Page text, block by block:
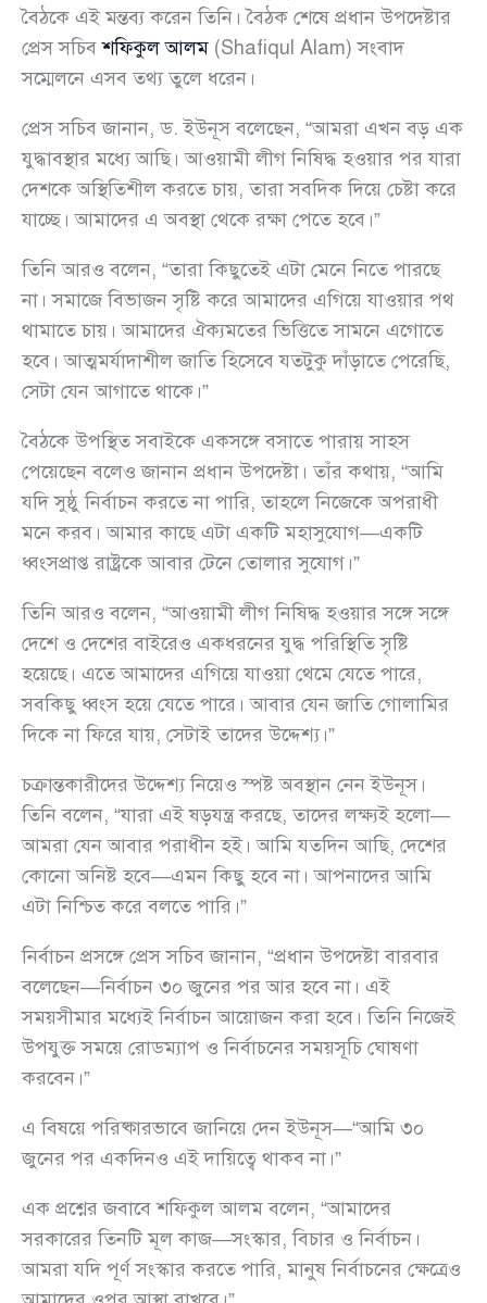
বৈঠকে এই মন্তব্য করেন তিনি। বৈঠক শেষে প্রধান উপদেষ্টার
প্রেস সচিবশফিকুল আলম (Shafiqul Alam) সংবাদ
সম্মেলনে এসব তথ্য তুলে ধরেন।
প্রেস সচিব জানান, ড. ইউনূস বলেছেন, “আমরা এখন বড় এক
যুদ্ধাবস্থার মধ্যে আছি। আওয়ামী লীগ নিষিদ্ধ হওয়ার পর যারা
দেশকে অস্থিতিশীল করতে চায়, তারা সবদিক দিয়ে চেষ্টা করে
যাচ্ছে। আমাদের এ অবস্থা থেকে রক্ষা পেতে হবে।”
তিনি আরও বলেন, “তারা কিছুতেই এটা মেনে নিতে পারছে
না। সমাজে বিভাজন সৃষ্টি করে আমাদের এগিয়ে যাওয়ার পথ
থামাতে চায়। আমাদের ঐক্যমতের ভিত্তিতে সামনে এগোতে
হবে। আত্মমর্যাদাশীল জাতি হিসেবে যতটুকু দাঁড়াতে পেরেছি,
সেটা যেন আগাতে থাকে।”
বৈঠকে উপস্থিত সবাইকে একসঙ্গে বসাতে পারায় সাহস
পেয়েছেন বলেও জানান প্রধান উপদেষ্টা। তাঁর কথায়, “আমি
যদি সুষ্ঠু নির্বাচন করতে না পারি, তাহলে নিজেকে অপরাধী
মনে করব। আমার কাছে এটা একটি মহাসুযোগ—একটি
ধ্বংসপ্রাপ্ত রাষ্ট্রকে আবার টেনে তোলার সুযোগ।”
তিনি আরও বলেন, “আওয়ামী লীগ নিষিদ্ধ হওয়ার সঙ্গে সঙ্গে
দেশে ও দেশের বাইরেও একধরনের যুদ্ধ পরিস্থিতি সৃষ্টি
হয়েছে। এতে আমাদের এগিয়ে যাওয়া থেমে যেতে পারে,
সবকিছু ধ্বংস হয়ে যেতে পারে। আবার যেন জাতি গোলামির
দিকে না ফিরে যায়, সেটাই তাদের উদ্দেশ্য।”
চক্রান্তকারীদের উদ্দেশ্য নিয়েও স্পষ্ট অবস্থান নেন ইউনূস।
তিনি বলেন, “যারা এই ষড়যন্ত্র করছে, তাদের লক্ষ্যই হলো—
আমরা যেন আবার পরাধীন হই। আমি যতদিন আছি, দেশের
কোনো অনিষ্ট হবে—এমন কিছু হবে না। আপনাদের আমি
এটা নিশ্চিত করে বলতে পারি।”
নির্বাচন প্রসঙ্গে প্রেস সচিব জানান, “প্রধান উপদেষ্টা বারবার
বলেছেন—নির্বাচন ৩০ জুনের পর আর হবে না। এই
সময়সীমার মধ্যেই নির্বাচন আয়োজন করা হবে। তিনি নিজেই
উপযুক্ত সময়ে রোডম্যাপ ও নির্বাচনের সময়সূচি ঘোষণা
করবেন।”
এ বিষয়ে পরিষ্কারভাবে জানিয়ে দেন ইউনূস—“আমি ৩০
জুনের পর একদিনও এই দায়িত্বে থাকব না।”
এক প্রশ্নের জবাবে শফিকুল আলম বলেন, “আমাদের
সরকারের তিনটি মূল কাজ—সংস্কার, বিচার ও নির্বাচন।
আমরা যদি পূর্ণ সংস্কার করতে পারি, মানুষ নির্বাচনের ক্ষেত্রেও